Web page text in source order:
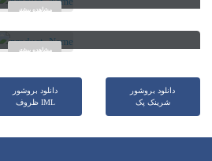
مشاهده بیشتر
مشاهده بیشتر
دانلود بروشور
ظروف IML
دانلود بروشور
شرینک پک